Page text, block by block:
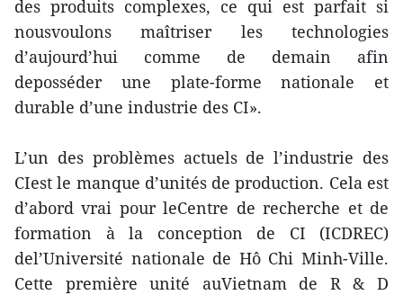
des produits complexes, ce qui est parfait si
nousvoulons maîtriser les technologies
d’aujourd’hui comme de demain afin
deposséder une plate-forme nationale et
durable d’une industrie des CI».
L’un des problèmes actuels de l’industrie des
CIest le manque d’unités de production. Cela est
d’abord vrai pour leCentre de recherche et de
formation à la conception de CI (ICDREC)
del’Université nationale de Hô Chi Minh-Ville.
Cette première unité auVietnam de R & D